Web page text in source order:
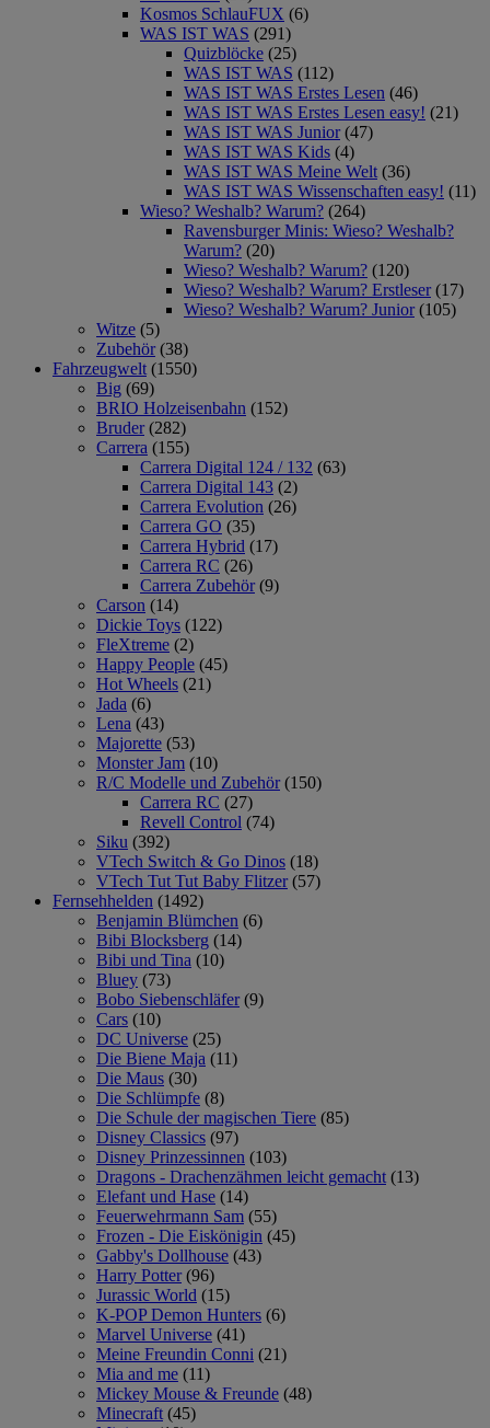
Kosmos SchlauFUX (6)
WAS IST WAS (291)
Quizblöcke (25)
WAS IST WAS (112)
WAS IST WAS Erstes Lesen (46)
WAS IST WAS Erstes Lesen easy! (21)
WAS IST WAS Junior (47)
WAS IST WAS Kids (4)
WAS IST WAS Meine Welt (36)
WAS IST WAS Wissenschaften easy! (11)
Wieso? Weshalb? Warum? (264)
Ravensburger Minis: Wieso? Weshalb?
Warum? (20)
Wieso? Weshalb? Warum? (120)
Wieso? Weshalb? Warum? Erstleser (17)
Wieso? Weshalb? Warum? Junior (105)
Witze (5)
Zubehör (38)
Fahrzeugwelt (1550)
Big (69)
BRIO Holzeisenbahn (152)
Bruder (282)
Carrera (155)
Carrera Digital 124 / 132 (63)
Carrera Digital 143 (2)
Carrera Evolution (26)
Carrera GO (35)
Carrera Hybrid (17)
Carrera RC (26)
Carrera Zubehör (9)
Carson (14)
Dickie Toys (122)
FleXtreme (2)
Happy People (45)
Hot Wheels (21)
Jada (6)
Lena (43)
Majorette (53)
Monster Jam (10)
R/C Modelle und Zubehör (150)
Carrera RC (27)
Revell Control (74)
Siku (392)
VTech Switch & Go Dinos (18)
VTech Tut Tut Baby Flitzer (57)
Fernsehhelden (1492)
Benjamin Blümchen (6)
Bibi Blocksberg (14)
Bibi und Tina (10)
Bluey (73)
Bobo Siebenschläfer (9)
Cars (10)
DC Universe (25)
Die Biene Maja (11)
Die Maus (30)
Die Schlümpfe (8)
Die Schule der magischen Tiere (85)
Disney Classics (97)
Disney Prinzessinnen (103)
Dragons - Drachenzähmen leicht gemacht (13)
Elefant und Hase (14)
Feuerwehrmann Sam (55)
Frozen - Die Eiskönigin (45)
Gabby's Dollhouse (43)
Harry Potter (96)
Jurassic World (15)
K-POP Demon Hunters (6)
Marvel Universe (41)
Meine Freundin Conni (21)
Mia and me (11)
Mickey Mouse & Freunde (48)
Minecraft (45)